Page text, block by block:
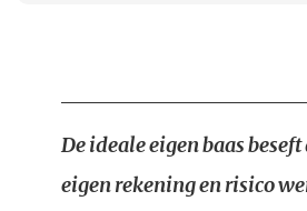
De ideale eigen baas
eigen rekening en risico